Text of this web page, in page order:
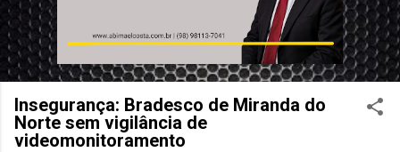
Insegurança: Bradesco de Miranda do
Norte sem vigilância de
videomonitoramento